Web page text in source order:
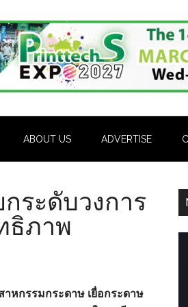
ABOUT US ADVERTISE
ระดับวงการ
ธิภาพ
าหกรรมกระดาษ เยื่อกระดาษ